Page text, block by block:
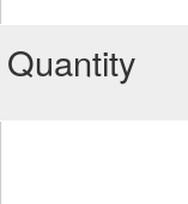
Quantity